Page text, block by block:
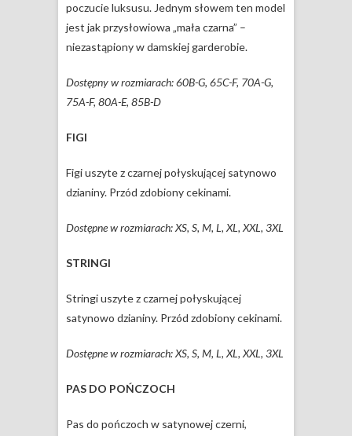
poczucie luksusu. Jednym słowem ten model
jest jak przysłowiowa „mała czarna” –
niezastąpiony w damskiej garderobie.
Dostępny w rozmiarach: 60B-G, 65C-F, 70A-G,
75A-F, 80A-E, 85B-D
FIGI
Figi uszyte z czarnej połyskującej satynowo
dzianiny. Przód zdobiony cekinami.
Dostępne w rozmiarach: XS, S, M, L, XL, XXL, 3XL
STRINGI
Stringi uszyte z czarnej połyskującej
satynowo dzianiny. Przód zdobiony cekinami.
Dostępne w rozmiarach: XS, S, M, L, XL, XXL, 3XL
PAS DO POŃCZOCH
Pas do pończoch w satynowej czerni,